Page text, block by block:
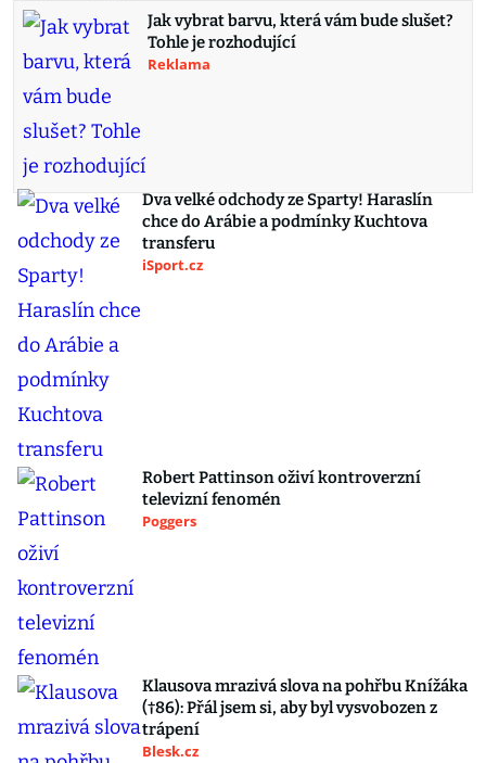
Jak vybrat barvu, která vám bude slušet?
Tohle je rozhodující
Reklama
Dva velké odchody ze Sparty! Haraslín
chce do Arábie a podmínky Kuchtova
transferu
iSport.cz
Robert Pattinson oživí kontroverzní
televizní fenomén
Poggers
Klausova mrazivá slova na pohřbu Knížáka
(†86): Přál jsem si, aby byl vysvobozen z
trápení
Blesk.cz